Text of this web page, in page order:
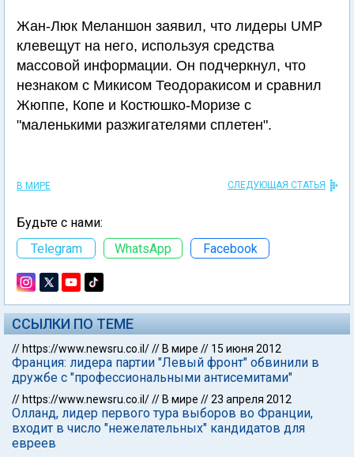
Жан-Люк Меланшон заявил, что лидеры UMP
клевещут на него, используя средства
массовой информации. Он подчеркнул, что
незнаком с Микисом Теодоракисом и сравнил
Жюппе, Копе и Костюшко-Моризе с
"маленькими разжигателями сплетен".
В МИРЕ СЛЕДУЮЩАЯ СТАТЬЯ
Будьте с нами:
Telegram
WhatsApp Facebook
ССЫЛКИ ПО ТЕМЕ
// https://www.newsru.co.il/// В мире // 15 июня 2012
Франция: лидера партии "Левый фронт" обвинили в
дружбе с "профессиональными антисемитами"
// https://www.newsru.co.il/// В мире //23 апреля 2012
Олланд, лидер первого тура выборов во Франции,
входит в число "нежелательных" кандидатов для
евреев